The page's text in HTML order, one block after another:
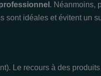
. Néanmoins,
sont idéales et évitent un
Le recours à des